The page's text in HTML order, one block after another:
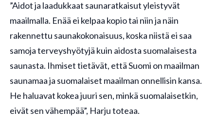
”Aidot ja laadukkaat saunaratkaisut yleistyvät
maailmalla. Enää ei kelpaa kopio tai niin ja näin
rakennettu saunakokonaisuus, koska niistä ei saa
samoja terveyshyötyjä kuin aidosta suomalaisesta
saunasta. Ihmiset tietävät, että Suomi on maailman
saunamaa ja suomalaiset maailman onnellisin kansa.
He haluavat kokea juuri sen, minkä suomalaisetkin,
eivät sen vähempää”, Harju toteaa.